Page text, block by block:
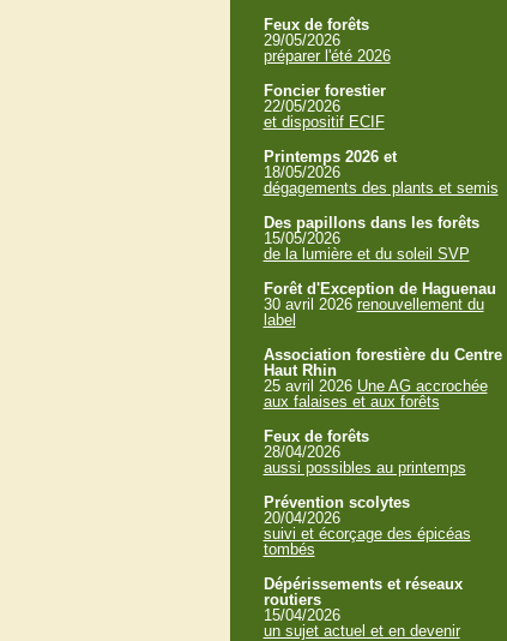
Feux de forêts
29/05/2026
préparer l'été 2026
Foncier forestier
22/05/2026
et dispositif ECIF
Printemps 2026 et
18/05/2026
dégagements des plants et semis
Des papillons dans les forêts
15/05/2026
de la lumière et du soleil SVP
Forêt d'Exception de Haguenau
30 avril 2026 renouvellement du
label
Association forestière du Centre
Haut Rhin
25 avril 2026 Une AG accrochée
aux falaises et aux forêts
Feux de forêts
28/04/2026
aussi possibles au printemps
Prévention scolytes
20/04/2026
suivi et écorçage des épicéas
tombés
Dépérissements et réseaux
routiers
15/04/2026
un sujet actuel et en devenir